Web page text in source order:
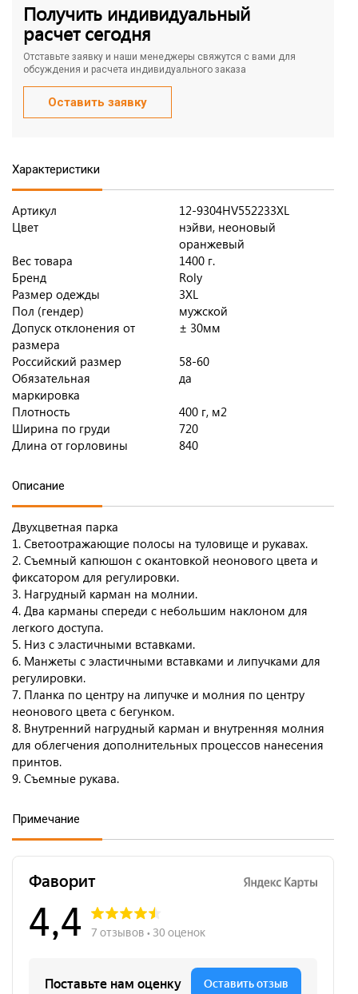
Получить индивидуальный
расчет сегодня
Отставьте заявку и наши менеджеры свяжутся с вами для
обсуждения и расчета индивидуального заказа
Оставить заявку
Характеристики
Артикул
12-9304HV552233XL
Цвет
нэйви, неоновый
оранжевый
Вес товара
1400 г.
Бренд
Roly
Размер одежды
3XL
Пол (гендер)
мужской
Допуск отклонения от
размера
± 30мм
Российский размер
58-60
Обязательная
маркировка
да
Плотность
400 г, м2
Ширина по груди
720
Длина от горловины
840
Описание
Двухцветная парка
1. Светоотражающие полосы на туловище и рукавах.
2. Съемный капюшон с окантовкой неонового цвета и
фиксатором для регулировки.
3. Нагрудный карман на молнии.
4. Два карманы спереди с небольшим наклоном для
легкого доступа.
5. Низ с эластичными вставками.
6. Манжеты с эластичными вставками и липучками для
регулировки.
7. Планка по центру на липучке и молния по центру
неонового цвета с бегунком.
8. Внутренний нагрудный карман и внутренняя молния
для облегчения дополнительных процессов нанесения
принтов.
9. Съемные рукава.
Примечание